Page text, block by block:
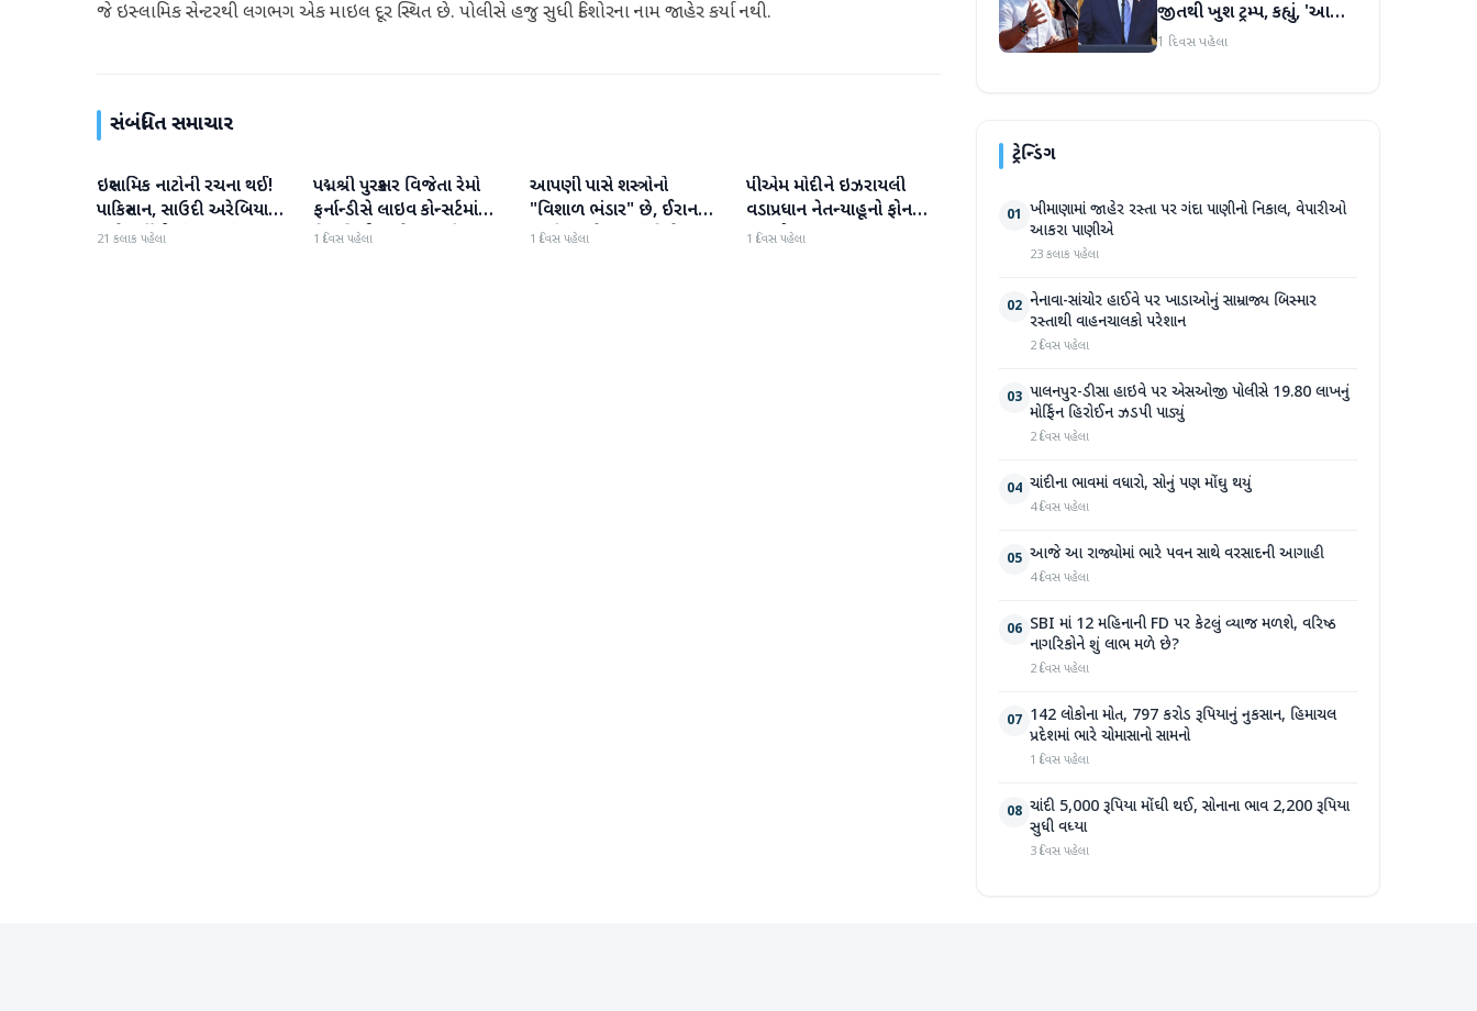
જે ઇસ્લામિક સેન્ટરથી લગભગ એક માઇલ દૂર સ્થિત છે. પોલીસે હજુ સુધી કિશોરના નામ જાહેર કર્યા નથી.
સંબંધિત સમાચાર
આંતરરાષ્ટ્રીય
ઇસ્લામિક નાટોની રચના થઈ!
પાકિસ્તાન, સાઉદી અરેબિયા
અને તુર્કીએ સંયુક્ત સંરક્ષણ
21 કલાક પહેલા
આંતરરાષ્ટ્રીય
પદ્મશ્રી પુરસ્કાર વિજેતા રેમો
ફર્નાન્ડીસે લાઇવ કોન્સર્ટમાંથી
નિવૃત્તિની જાહેરાત કરી
1 દિવસ પહેલા
આંતરરાષ્ટ્રીય
આપણી પાસે શસ્ત્રોનો
"વિશાળ ભંડાર" છે, ઈરાન
"ગરીબ" છે, ટ્રમ્પનું નિવેદન
1 દિવસ પહેલા
આંતરરાષ્ટ્રીય
પીએમ મોદીને ઇઝરાયલી
વડાપ્રધાન નેતન્યાહૂનો ફોન
આવ્યો
1 દિવસ પહેલા
જીતથી ખુશ ટ્રમ્પ, કહ્યું, 'આ
અમારા માટે સારા સમાચાર છે'
1 દિવસ પહેલા
ટ્રેન્ડિંગ
01 ખીમાણામાં જાહેર રસ્તા પર ગંદા પાણીનો નિકાલ, વેપારીઓ
આકરા પાણીએ
23 કલાક પહેલા
02 નેનાવા-સાંચોર હાઈવે પર ખાડાઓનું સામ્રાજ્ય બિસ્માર
રસ્તાથી વાહનચાલકો પરેશાન
2 દિવસ પહેલા
03 પાલનપુર-ડીસા હાઇવે પર એસઓજી પોલીસે 19.80 લાખનું
મોર્ફિન હિરોઈન ઝડપી પાડ્યું
2 દિવસ પહેલા
04 ચાંદીના ભાવમાં વધારો, સોનું પણ મોંઘુ થયું
4 દિવસ પહેલા
05 આજે આ રાજ્યોમાં ભારે પવન સાથે વરસાદની આગાહી
4 દિવસ પહેલા
06 SBI માં 12 મહિનાની FD પર કેટલું વ્યાજ મળશે, વરિષ્ઠ
નાગરિકોને શું લાભ મળે છે?
2 દિવસ પહેલા
07 142 લોકોના મોત, 797 કરોડ રૂપિયાનું નુકસાન, હિમાચલ
પ્રદેશમાં ભારે ચોમાસાનો સામનો
1 દિવસ પહેલા
08 ચાંદી 5,000 રૂપિયા મોંઘી થઈ, સોનાના ભાવ 2,200 રૂપિયા
સુધી વધ્યા
3 દિવસ પહેલા